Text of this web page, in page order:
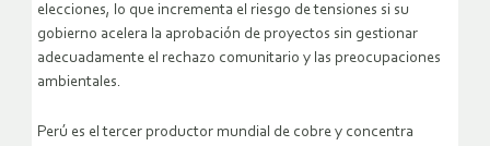
elecciones, lo que incrementa el riesgo de tensiones si su
gobierno acelera la aprobación de proyectos sin gestionar
adecuadamente el rechazo comunitario y las preocupaciones
ambientales.
Perú es el tercer productor mundial de cobre y concentra